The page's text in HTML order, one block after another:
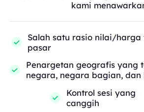
kami
Salah satu rasio nilai/
pasar
Penargetan geografis yang
negara, negara bagian, dan
Kontrol sesi yang
canggih